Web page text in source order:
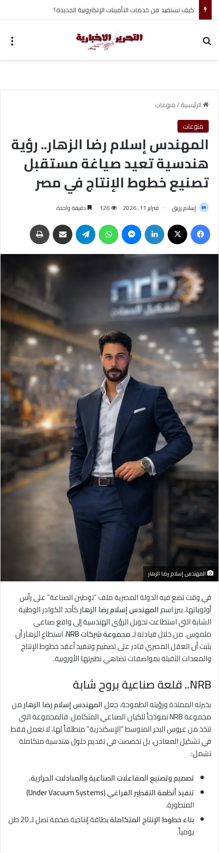
أحمد جابر حسين طه معلم القرآن لغير الناطقين من أسوان
الرئيسية/منوعات
منوعات
المهندس إسلام رضا الزهار.. رؤية
هندسية تعيد صياغة مستقبل
تصنيع خطوط الإنتاج في مصر
إسلام رزيق فبراير 11, 2026 126 دقيقة واحدة
المهندس إسلام رضا الزهار
في وقت تضع فيه الدولة المصرية ملف “توطين الصناعة” على رأس
أولوياتها، يبرز اسمالمهندس إسلام رضا الزهاركأحد الكوادر الوطنية
الشابة التي استطاعت تحويل الرؤى الهندسية إلى واقع صناعي
ملموس. من خلال قيادته لـمجموعة شركات NRB
، استطاع الزهار أن
يثبت أن العقل المصري قادر على تصميم وتنفيذ أعقد خطوط الإنتاج
والمعدات الثقيلة بمواصفات تضاهي نظيرتها الأوروبية.
NRB.. قلعة صناعية بروح شابة
بخبرته الممتدة ورؤيته الطموحة، جعلالمهندس إسلام رضا الزهارمن
مجموعة NRB نموذجاً للكيان الصناعي المتكامل. فالمجموعة التي
تتخذ من عروس البحر المتوسط “الإسكندرية” منطلقاً لها، لا تعمل فقط
في تشكيل المعادن، بل تخصصت في تقديم حلول هندسية متكاملة
تشمل:
تصميم وتصنيع المفاعلات الصناعية والمبادلات الحرارية.
تنفيذ أنظمة التقطير الفراغي (Under Vacuum Systems)
المتطورة.
بناء خطوط الإنتاج المتكاملة
بطاقة إنتاجية ضخمة تصل لـ 20 طن
يومياً.